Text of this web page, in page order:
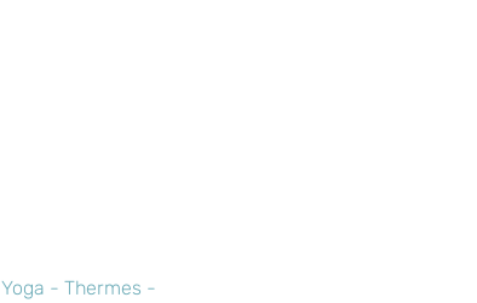
Yoga - Thermes -